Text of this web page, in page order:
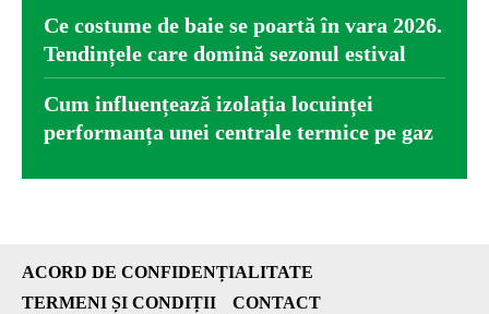
Ce costume de baie se poartă în vara 2026.
Tendințele care domină sezonul estival
Cum influențează izolația locuinței
performanța unei centrale termice pe gaz
ACORD DE CONFIDENȚIALITATE
TERMENI ȘI CONDIȚII
CONTACT